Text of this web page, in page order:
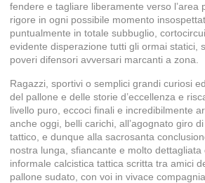
fendere e tagliare liberamente verso l’area
rigore in ogni possibile momento
puntualmente in totale subbuglio,
evidente disperazione tutti gli ormai statici,
poveri difensori avversari marcanti a zona.
Ragazzi, sportivi o semplici grandi curiosi
del pallone e delle storie d’eccellenza e
livello puro, eccoci finali e incredibilmente
anche oggi, belli carichi, all’agognato giro
tattico, e dunque alla sacrosanta
nostra lunga, sfiancante e molto dettagliata
informale calcistica tattica scritta tra amici
pallone sudato, con voi in vivace